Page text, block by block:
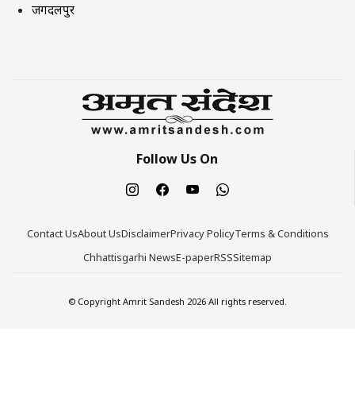
जगदलपुर
Follow Us On
Contact UsAbout UsDisclaimerPrivacy PolicyTerms & Conditions
Chhattisgarhi NewsE-paperRSSSitemap
© Copyright Amrit Sandesh 2026 All rights reserved.